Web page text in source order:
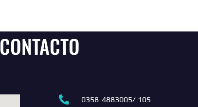
CONTACTO
0358-4883005/ 105